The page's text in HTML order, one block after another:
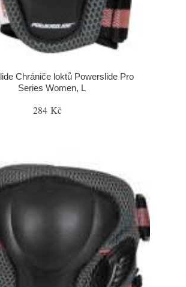
Chrániče loktů Powerslide Pro
Series Women, L
284 Kč